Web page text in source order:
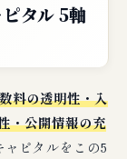
タル 5軸
料の透明性・入
・公開情報の充
ャピタルをこの5